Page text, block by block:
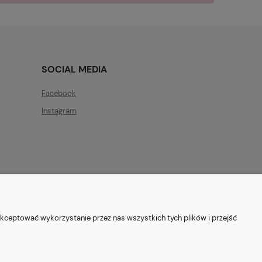
SOCIAL MEDIA
Facebook
Instagram
wykorzystanie przez nas wszystkich tych plików i przejść